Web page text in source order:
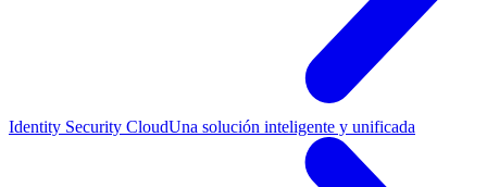
Identity Security CloudUna solución inteligente y unificada